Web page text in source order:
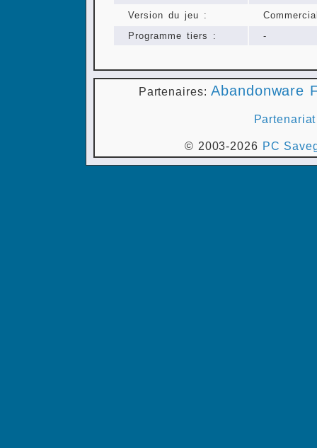
Version du jeu :
Programme tiers :
-
Partenaires:Abandonware
Partenariat
© 2003-2026 PC